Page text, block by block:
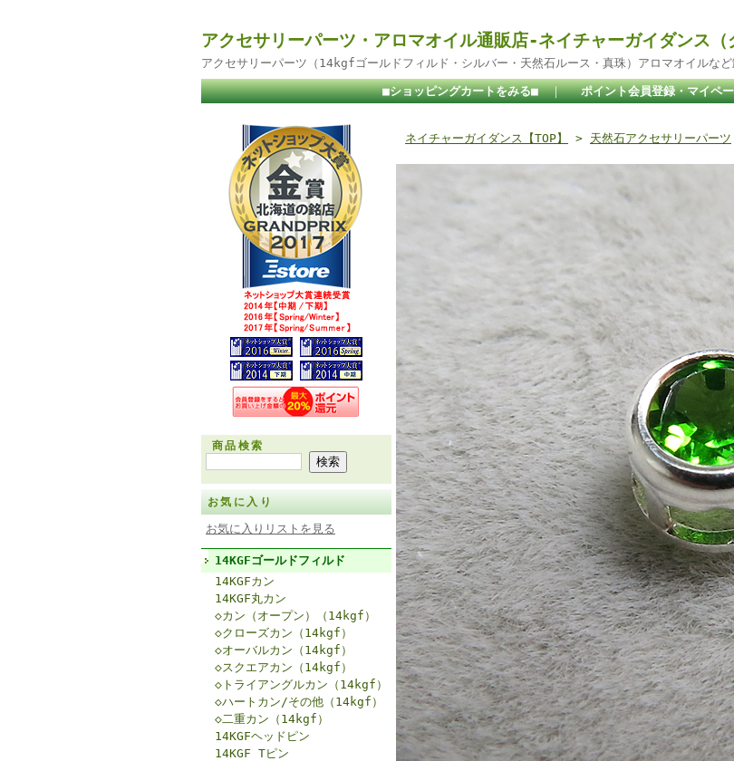
アクセサリーパーツ・アロマオイル通販店-ネイチャーガイダンス（
アクセサリーパーツ（14kgfゴールドフィルド・シルバー・天然石ルース・真珠）アロマオイルな
■ショッピングカートをみる■ ｜ ポイント会員登録・マイペ
商品検索
お気に入り
お気に入りリストを見る
14KGFゴールドフィルド
14KGFカン
14KGF丸カン
◇カン（オープン）（14kgf）
◇クローズカン（14kgf）
◇オーバルカン（14kgf）
◇スクエアカン（14kgf）
◇トライアングルカン（14kgf）
◇ハートカン/その他（14kgf）
◇二重カン（14kgf）
14KGFヘッドピン
14KGF Tピン
ネイチャーガイダンス【TOP】 > 天然石アクセサリーパーツ